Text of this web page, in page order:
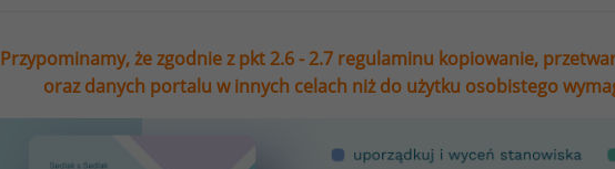
Przypominamy, że zgodnie z pkt 2.6 - 2.7 regulaminu kopiowanie,
oraz danych portalu w innych celach niż do użytku osobistego